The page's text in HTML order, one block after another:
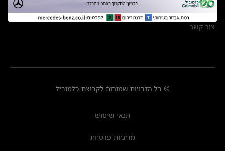
מרכזי שירות
צור קשר
© כל הזכויות שמורות לקבוצת כלמוביל
תנאי שימוש
מדיניות פרטיות